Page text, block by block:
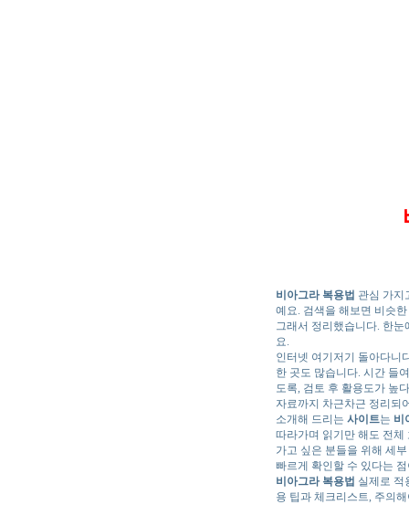
비아그라 복용법 관심 가지
예요. 검색을 해보면 비슷
그래서 정리했습니다. 한
요.
인터넷 여기저기 돌아다니
한 곳도 많습니다. 시간 들
도록, 검토 후 활용도가 높
자료까지 차근차근 정리되
소개해 드리는 사이트는 비
따라가며 읽기만 해도 전체
가고 싶은 분들을 위해 세부
빠르게 확인할 수 있다는
비아그라 복용법 실제로 적
용 팁과 체크리스트, 주의